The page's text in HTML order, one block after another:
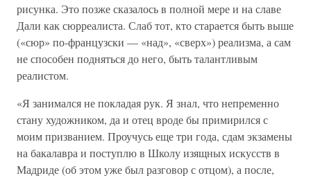
рисунка. Это позже сказалось в полной мере и на славе
Дали как сюрреалиста. Слаб тот, кто старается быть выше
(«сюр» по-французски — «над», «сверх») реализма, а сам
не способен подняться до него, быть талантливым
реалистом.
«Я занимался не покладая рук. Я знал, что непременно
стану художником, да и отец вроде бы примирился с
моим призванием. Проучусь еще три года, сдам экзамены
на бакалавра и поступлю в Школу изящных искусств в
Мадриде (об этом уже был разговор с отцом), а после,